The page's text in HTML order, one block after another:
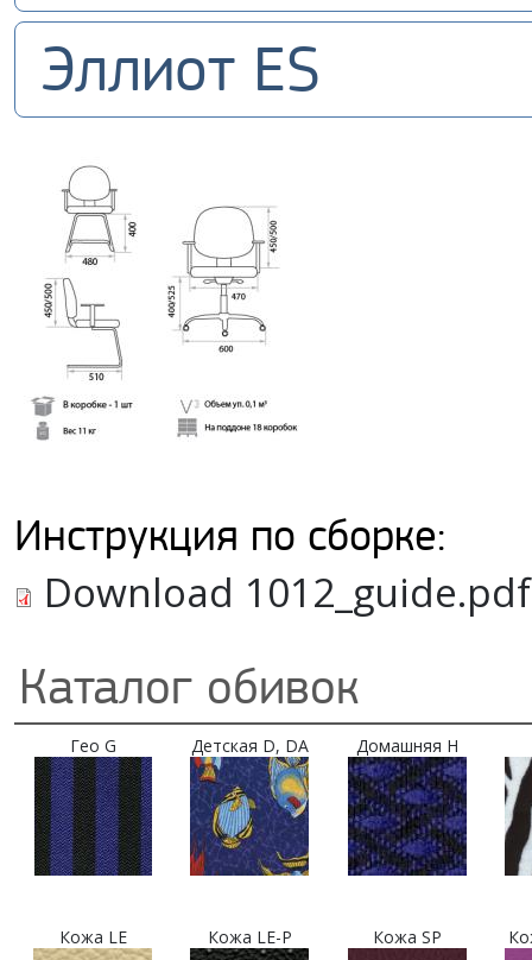
Эллиот ES
Инструкция по сборке:
Download 1012_guide.pdf
Каталог обивок
Гео G Детская D, DA Домашняя H
Кожа LE Кожа LE-P Кожа SP